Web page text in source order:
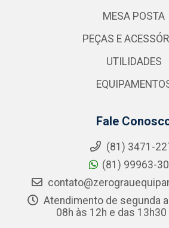
MESA POSTA
PEÇAS E
UTILIDADES
Fale
(81) 3471-
(81) 99963-
Atendimento de segunda
08h às 12h e das